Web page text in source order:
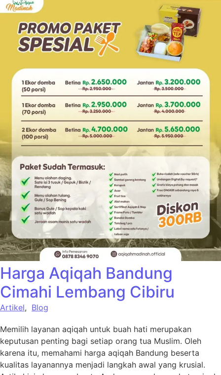
Harga Aqiqah Bandung
Cimahi Lembang Cibiru
Artikel, Blog
Memilih layanan aqiqah untuk buah hati merupakan
keputusan penting bagi setiap orang tua Muslim. Oleh
karena itu, memahami harga aqiqah Bandung beserta
kualitas layanannya menjadi langkah awal yang krusial.